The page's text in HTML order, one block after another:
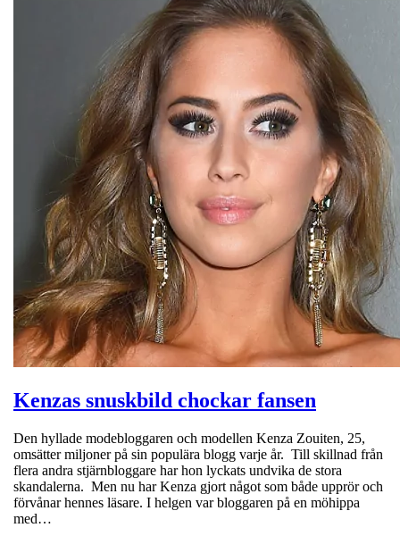
Kenzas snuskbild chockar fansen
Den hyllade modebloggaren och modellen Kenza Zouiten, 25,
omsätter miljoner på sin populära blogg varje år. Till skillnad från
flera andra stjärnbloggare har hon lyckats undvika de stora
skandalerna. Men nu har Kenza gjort något som både upprör och
förvånar hennes läsare. I helgen var bloggaren på en möhippa
med…